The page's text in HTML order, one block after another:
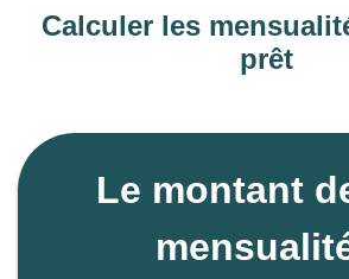
Calculer les
prêt
Le montant